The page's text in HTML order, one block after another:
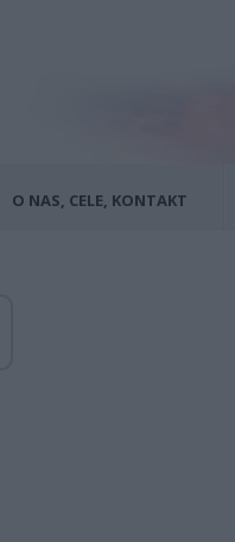
O NAS, CELE, KONTAKT